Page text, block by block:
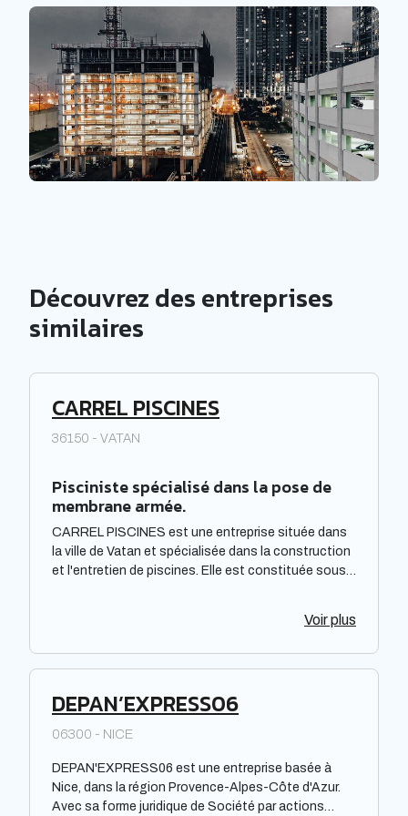
Découvrez des entreprises
similaires
CARREL PISCINES
36150 - VATAN
Pisciniste spécialisé dans la pose de
membrane armée.
CARREL PISCINES est une entreprise située dans
la ville de Vatan et spécialisée dans la construction
et l'entretien de piscines. Elle est constituée sous
elle offre des prestations de qualité pour répondre
disposition de ses clients un savoir-faire et une
Voir plus
DEPAN’EXPRESS06
06300 - NICE
DEPAN'EXPRESS06 est une entreprise basée à
Nice, dans la région Provence-Alpes-Côte d'Azur.
Avec sa forme juridique de Société par actions